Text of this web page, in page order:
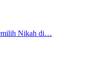
Nikah di…